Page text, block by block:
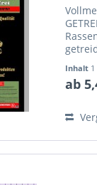
wir
Inhalt
ab